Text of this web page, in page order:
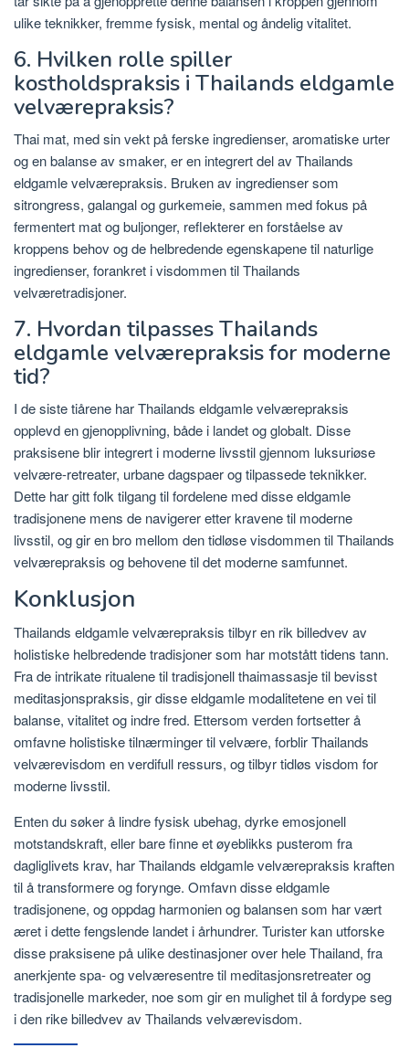
ulike teknikker, fremme fysisk, mental og åndelig vitalitet.
6. Hvilken rolle spiller
kostholdspraksis i Thailands eldgamle
velværepraksis?
Thai mat, med sin vekt på ferske ingredienser, aromatiske urter
og en balanse av smaker, er en integrert del av Thailands
eldgamle velværepraksis. Bruken av ingredienser som
sitrongress, galangal og gurkemeie, sammen med fokus på
fermentert mat og buljonger, reflekterer en forståelse av
kroppens behov og de helbredende egenskapene til naturlige
ingredienser, forankret i visdommen til Thailands
velværetradisjoner.
7. Hvordan tilpasses Thailands
eldgamle velværepraksis for moderne
tid?
I de siste tiårene har Thailands eldgamle velværepraksis
opplevd en gjenopplivning, både i landet og globalt. Disse
praksisene blir integrert i moderne livsstil gjennom luksuriøse
velvære-retreater, urbane dagspaer og tilpassede teknikker.
Dette har gitt folk tilgang til fordelene med disse eldgamle
tradisjonene mens de navigerer etter kravene til moderne
livsstil, og gir en bro mellom den tidløse visdommen til Thailands
velværepraksis og behovene til det moderne samfunnet.
Konklusjon
Thailands eldgamle velværepraksis tilbyr en rik billedvev av
holistiske helbredende tradisjoner som har motstått tidens tann.
Fra de intrikate ritualene til tradisjonell thaimassasje til bevisst
meditasjonspraksis, gir disse eldgamle modalitetene en vei til
balanse, vitalitet og indre fred. Ettersom verden fortsetter å
omfavne holistiske tilnærminger til velvære, forblir Thailands
velværevisdom en verdifull ressurs, og tilbyr tidløs visdom for
moderne livsstil.
Enten du søker å lindre fysisk ubehag, dyrke emosjonell
motstandskraft, eller bare finne et øyeblikks pusterom fra
dagliglivets krav, har Thailands eldgamle velværepraksis kraften
til å transformere og forynge. Omfavn disse eldgamle
tradisjonene, og oppdag harmonien og balansen som har vært
æret i dette fengslende landet i århundrer. Turister kan utforske
disse praksisene på ulike destinasjoner over hele Thailand, fra
anerkjente spa- og velværesentre til meditasjonsretreater og
tradisjonelle markeder, noe som gir en mulighet til å fordype seg
i den rike billedvev av Thailands velværevisdom.